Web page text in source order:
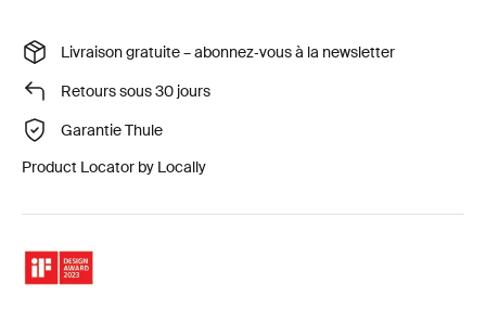
Livraison gratuite – abonnez‑vous à la newsletter
Retours sous 30 jours
Garantie Thule
Product Locator by Locally